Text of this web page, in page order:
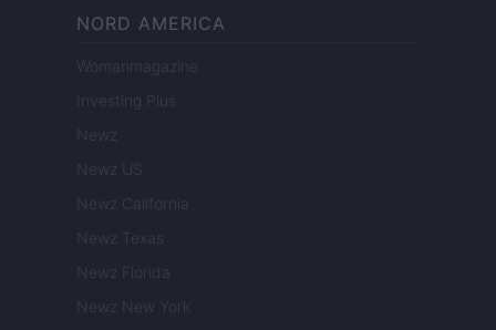
NORD AMERICA
Womanmagazine
Investing Plus
Newz
Newz US
Newz California
Newz Texas
Newz Florida
Newz New York